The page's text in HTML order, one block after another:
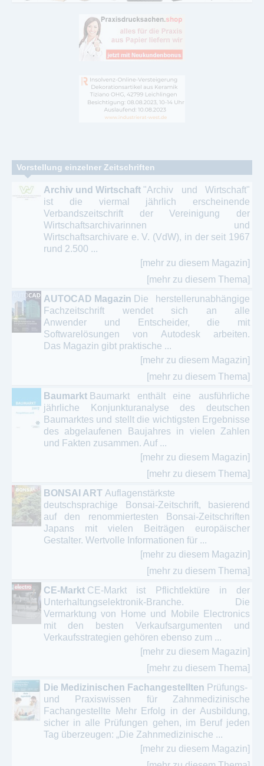
Vorstellung einzelner Zeitschriften
Archiv und Wirtschaft "Archiv und Wirtschaft"
ist die viermal jährlich erscheinende
Verbandszeitschrift der Vereinigung der
Wirtschaftsarchivarinnen und
Wirtschaftsarchivare e. V. (VdW), in der seit 1967
rund 2.500 ...
[mehr zu diesem Magazin]
[mehr zu diesem Thema]
AUTOCAD Magazin Die herstellerunabhängige
Fachzeitschrift wendet sich an alle
Anwender und Entscheider, die mit
Softwarelösungen von Autodesk arbeiten.
Das Magazin gibt praktische ...
[mehr zu diesem Magazin]
[mehr zu diesem Thema]
Baumarkt Baumarkt enthält eine ausführliche
jährliche Konjunkturanalyse des deutschen
Baumarktes und stellt die wichtigsten Ergebnisse
des abgelaufenen Baujahres in vielen Zahlen
und Fakten zusammen. Auf ...
[mehr zu diesem Magazin]
[mehr zu diesem Thema]
BONSAI ART Auflagenstärkste
deutschsprachige Bonsai-Zeitschrift, basierend
auf den renommiertesten Bonsai-Zeitschriften
Japans mit vielen Beiträgen europäischer
Gestalter. Wertvolle Informationen für ...
[mehr zu diesem Magazin]
[mehr zu diesem Thema]
CE-Markt CE-Markt ist Pflichtlektüre in der
Unterhaltungselektronik-Branche. Die
Vermarktung von Home und Mobile Electronics
mit den besten Verkaufsargumenten und
Verkaufsstrategien gehören ebenso zum ...
[mehr zu diesem Magazin]
[mehr zu diesem Thema]
Die Medizinischen Fachangestellten Prüfungs-
und Praxiswissen für Zahnmedizinische
Fachangestellte Mehr Erfolg in der Ausbildung,
sicher in alle Prüfungen gehen, im Beruf jeden
Tag überzeugen: „Die Zahnmedizinische ...
[mehr zu diesem Magazin]